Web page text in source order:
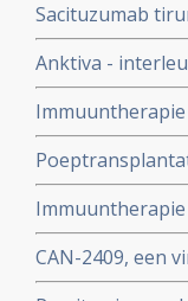
Sacituzumab
longkanker in
Anktiva -
geeft mediaan
procent en
gevorderde
meer
13 maanden) in
kleincellige
CAN-2409, een
patiënten met